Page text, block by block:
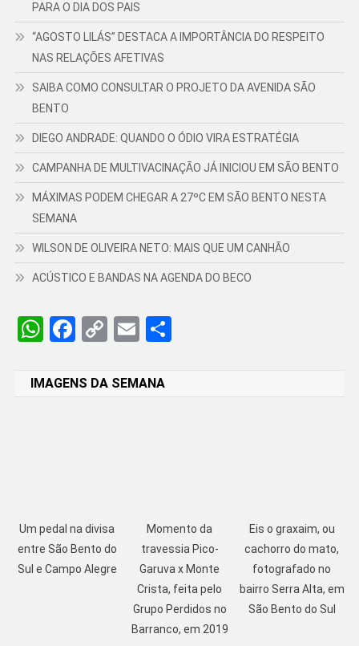
PARA O DIA DOS PAIS
“AGOSTO LILÁS” DESTACA A IMPORTÂNCIA DO RESPEITO
NAS RELAÇÕES AFETIVAS
SAIBA COMO CONSULTAR O PROJETO DA AVENIDA SÃO
BENTO
DIEGO ANDRADE: QUANDO O ÓDIO VIRA ESTRATÉGIA
CAMPANHA DE MULTIVACINAÇÃO JÁ INICIOU EM SÃO BENTO
MÁXIMAS PODEM CHEGAR A 27ºC EM SÃO BENTO NESTA
SEMANA
WILSON DE OLIVEIRA NETO: MAIS QUE UM CANHÃO
ACÚSTICO E BANDAS NA AGENDA DO BECO
WhatsApp
Facebook
CopyEmailShare
IMAGENS DA SEMANA
Um pedal na divisa
entre São Bento do
Sul e Campo Alegre
Momento da
travessia Pico-
Garuva x Monte
Crista, feita pelo
Grupo Perdidos no
Barranco, em 2019
Eis o graxaim, ou
cachorro do mato,
fotografado no
bairro Serra Alta, em
São Bento do Sul